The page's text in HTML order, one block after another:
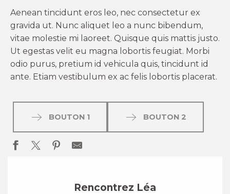
Aenean tincidunt eros leo, nec consectetur ex
gravida ut. Nunc aliquet leo a nunc bibendum,
vitae molestie mi laoreet. Quisque quis mattis justo.
Ut egestas velit eu magna lobortis feugiat. Morbi
odio purus, pretium id vehicula quis, tincidunt id
ante. Etiam vestibulum ex ac felis lobortis placerat.
BOUTON 1 BOUTON 2
Rencontrez Léa